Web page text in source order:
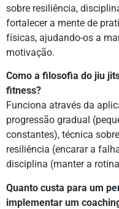
sobre resiliência,
fortalecer a mente de
físicas, ajudando-os a
motivação.
Como a filosofia do jiu
fitness?
Funciona através da
progressão gradual
constantes), técnica
resiliência (encarar a
disciplina (manter a
Quanto custa para um
implementar um